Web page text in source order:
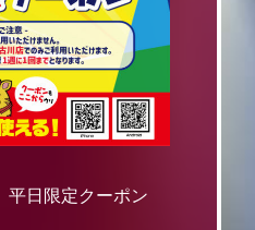
日限定クーポン